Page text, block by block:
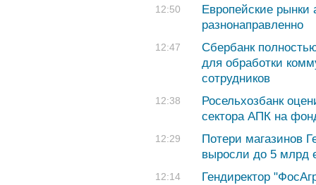
12:50
Европейские рынки
разнонаправленно
12:47
Сбербанк
для обработки
сотрудников
12:38
Росельхозбанк
сектора АПК на
12:29
Потери магазинов
выросли до 5 млрд
12:14
Гендиректор